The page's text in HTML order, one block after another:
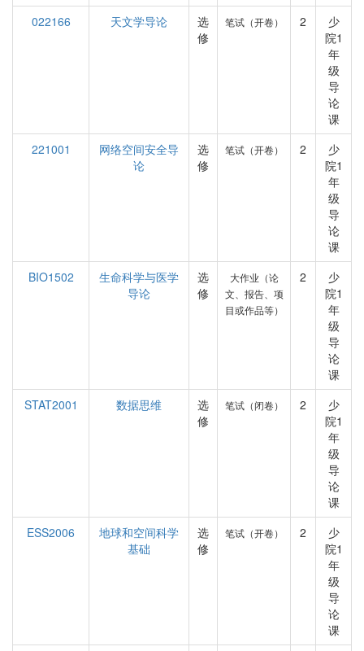
022166
天文学导论
选
修
笔试（开卷） 2
少
院1
年
级
导
论
课
221001
网络空间安全导
论
选
修
笔试（开卷） 2
少
院1
年
级
导
论
课
BIO1502
生命科学与医学
导论
选
修
大作业（论
文、报告、项
目或作品等）
2
少
院1
年
级
导
论
课
STAT2001
数据思维
选
修
笔试（闭卷） 2
少
院1
年
级
导
论
课
ESS2006
地球和空间科学
基础
选
修
笔试（开卷） 2
少
院1
年
级
导
论
课